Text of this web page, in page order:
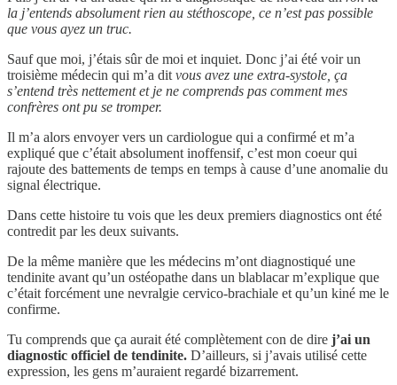
la j’entends absolument rien au stéthoscope, ce n’est pas possible
que vous ayez un truc.
Sauf que moi, j’étais sûr de moi et inquiet. Donc j’ai été voir un
troisième médecin qui m’a ditvous avez une extra-systole, ça
s’entend très nettement et je ne comprends pas comment mes
confrères ont pu se tromper.
Il m’a alors envoyer vers un cardiologue qui a confirmé et m’a
expliqué que c’était absolument inoffensif, c’est mon coeur qui
rajoute des battements de temps en temps à cause d’une anomalie du
signal électrique.
Dans cette histoire tu vois que les deux premiers diagnostics ont été
contredit par les deux suivants.
De la même manière que les médecins m’ont diagnostiqué une
tendinite avant qu’un ostéopathe dans un blablacar m’explique que
c’était forcément une nevralgie cervico-brachiale et qu’un kiné me le
confirme.
Tu comprends que ça aurait été complètement con de dire j’ai un
diagnostic officiel de tendinite. D’ailleurs, si j’avais utilisé cette
expression, les gens m’auraient regardé bizarrement.